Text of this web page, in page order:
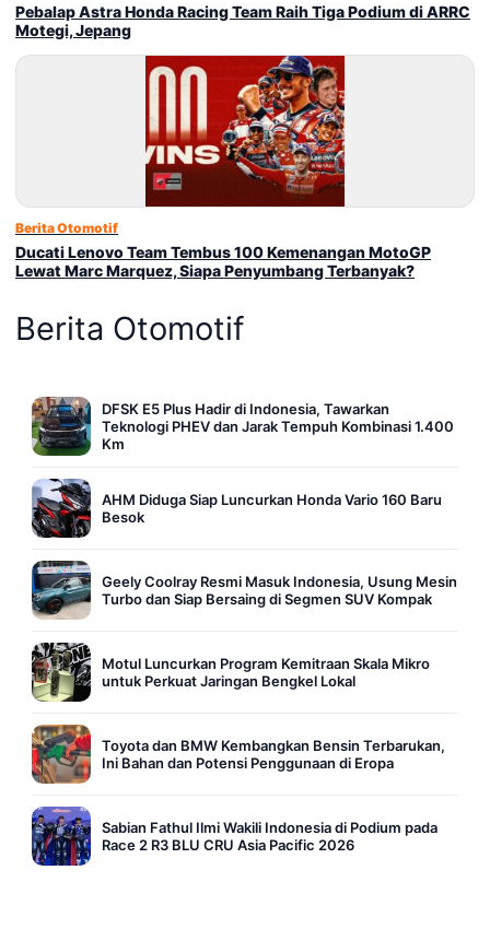
Pebalap Astra Honda Racing Team Raih Tiga Podium di ARRC
Motegi, Jepang
Berita Otomotif
Ducati Lenovo Team Tembus 100 Kemenangan MotoGP
Lewat Marc Marquez, Siapa Penyumbang Terbanyak?
Berita Otomotif
DFSK E5 Plus Hadir di Indonesia, Tawarkan
Teknologi PHEV dan Jarak Tempuh Kombinasi 1.400
Km
AHM Diduga Siap Luncurkan Honda Vario 160 Baru
Besok
Geely Coolray Resmi Masuk Indonesia, Usung Mesin
Turbo dan Siap Bersaing di Segmen SUV Kompak
Motul Luncurkan Program Kemitraan Skala Mikro
untuk Perkuat Jaringan Bengkel Lokal
Toyota dan BMW Kembangkan Bensin Terbarukan,
Ini Bahan dan Potensi Penggunaan di Eropa
Sabian Fathul Ilmi Wakili Indonesia di Podium pada
Race 2 R3 BLU CRU Asia Pacific 2026